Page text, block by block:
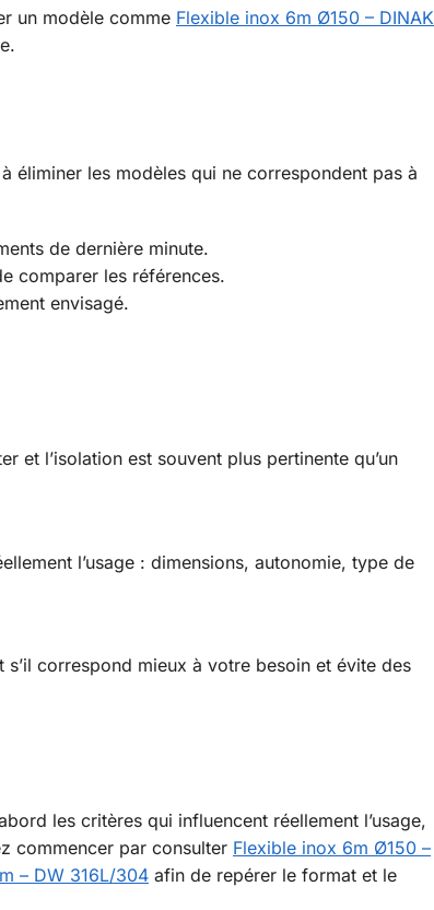
un modèle comme Flexible inox 6m Ø150 – DINAK
éliminer les modèles qui ne correspondent pas à
de dernière minute.
comparer les références.
envisagé.
et l’isolation est souvent plus pertinente qu’un
l’usage : dimensions, autonomie, type de
correspond mieux à votre besoin et évite des
les critères qui influencent réellement l’usage,
commencer par consulter Flexible inox 6m Ø150 –
– DW 316L/304 afin de repérer le format et le